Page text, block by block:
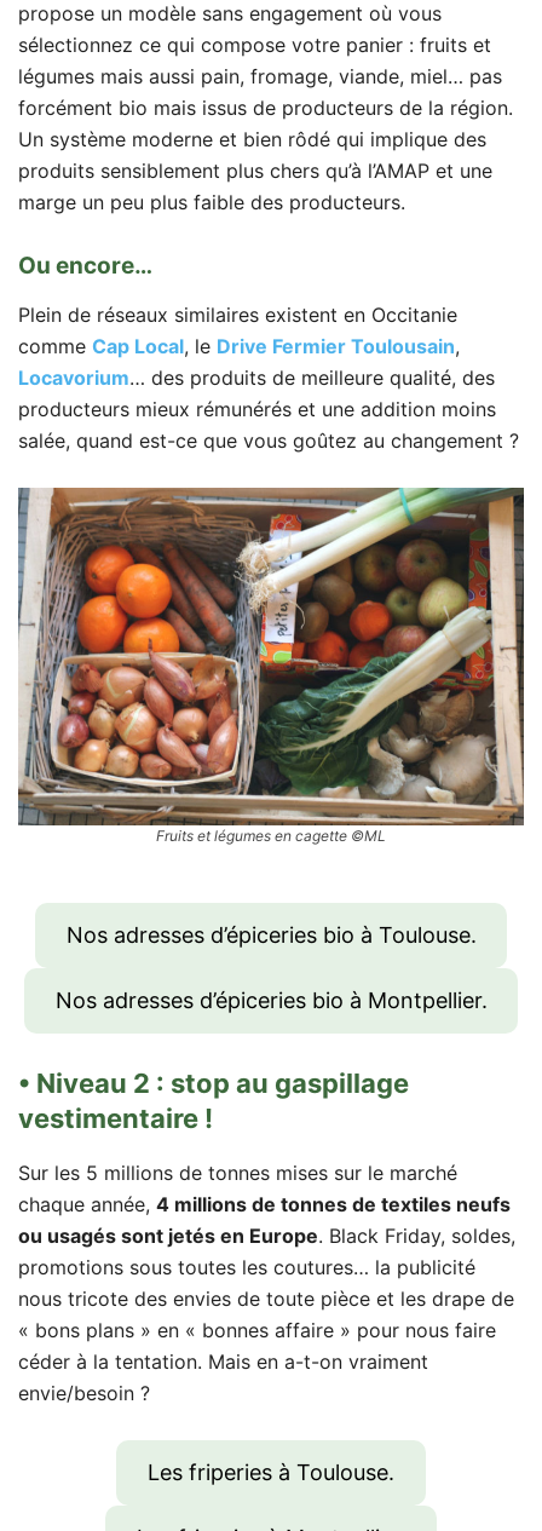
propose un modèle sans engagement où vous
sélectionnez ce qui compose votre panier : fruits et
légumes mais aussi pain, fromage, viande, miel… pas
forcément bio mais issus de producteurs de la région.
Un système moderne et bien rôdé qui implique des
produits sensiblement plus chers qu’à l’AMAP et une
marge un peu plus faible des producteurs.
Ou encore…
Plein de réseaux similaires existent en Occitanie
comme Cap Local, le Drive Fermier Toulousain,
Locavorium… des produits de meilleure qualité, des
producteurs mieux rémunérés et une addition moins
salée, quand est-ce que vous goûtez au changement ?
Fruits et légumes en cagette ©ML
Nos adresses d’épiceries bio à Toulouse.
Nos adresses d’épiceries bio à Montpellier.
• Niveau 2 : stop au gaspillage
vestimentaire !
Sur les 5 millions de tonnes mises sur le marché
chaque année, 4 millions de tonnes de textiles neufs
ou usagés sont jetés en Europe. Black Friday, soldes,
promotions sous toutes les coutures… la publicité
nous tricote des envies de toute pièce et les drape de
« bons plans » en « bonnes affaire » pour nous faire
céder à la tentation. Mais en a-t-on vraiment
envie/besoin ?
Les friperies à Toulouse.